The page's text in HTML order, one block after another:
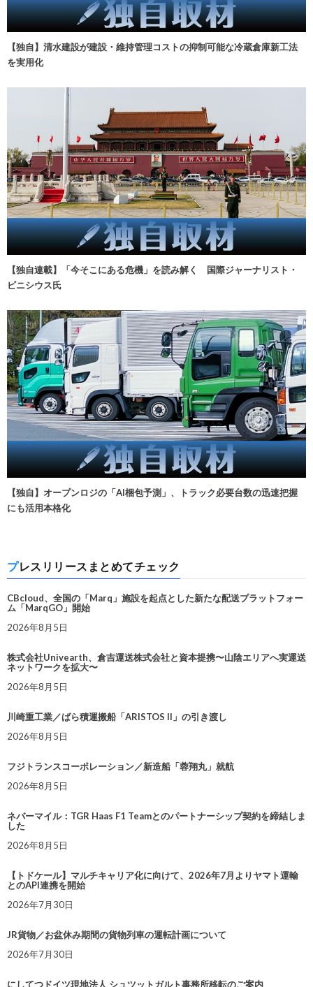
【独自】清水建設が建設・維持管理コストの抑制可能な冷蔵倉庫新工法
を実用化
【独自連載】「今そこにある危機」を読み解く 国際ジャーナリスト・
ビニシウス氏
【独自】オープンロジの「AI梱包予測」、トラック必要台数の迅速把握
にも活用本格化
プレスリリースまとめてチェック
CBcloud、全国の「Marq」施設を起点とした新たな配送プラットフォー
ム「MarqGO」開始
2026年8月5日
株式会社Univearth、倉吉運送株式会社と資本提携〜山陰エリアへ実運送
ネットワークを拡大〜
2026年8月5日
川崎重工業／ばら積運搬船「ARISTOS II」の引き渡し
2026年8月5日
フジトランスコーポレーション／新造船「蓉翔丸」就航
2026年8月5日
ネバーマイル：TGR Haas F1 Teamとのパートナーシップ契約を締結しま
した
2026年8月5日
【トドケール】マルチキャリア化に向けて、2026年7月よりヤマト運輸
とのAPI連携を開始
2026年7月30日
JR貨物／お盆休み期間の貨物列車の運転計画について
2026年7月30日
にしてつドイツ現地法人 シュツットガルト事務所移転のご案内